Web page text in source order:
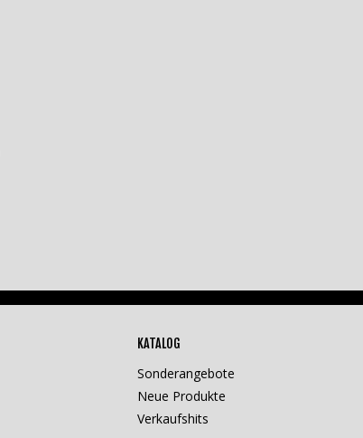
KATALOG
Sonderangebote
Neue Produkte
Verkaufshits